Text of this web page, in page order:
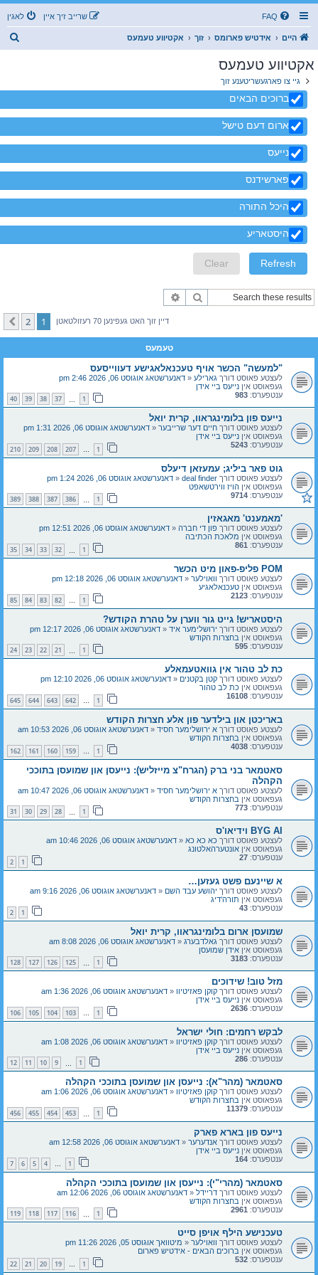
FAQ לאגין שרייב זיך איין
היים אידטיש פארומס זוך אקטיווע טעמעס
אקטיווע טעמעס
גיי צו פארגעשריטענע זוך
ברוכים הבאים
ארום דעם טישל
נייעס
פארשידנס
היכל התורה
היסטאריע
זוך
דיין זוך האט געפינען 70 רעזולטאטן 1
2
קומענדיגע
טעמעס
"למעשה" הכשר אויף טעכנאלאגישע דעווייסעס
לעצטע פאוסט דורך גארילע « דאנערשטאג אוגוסט 06, 2026 2:46 pm
געפאוסט אין נייעס ביי אידן
ענטפערס: 983
1
37
38
39
40
נייעס פון בלומינגראוו, קרית יואל
לעצטע פאוסט דורך חיים דער שרייבער « דאנערשטאג אוגוסט 06, 2026 1:31 pm
געפאוסט אין נייעס ביי אידן
ענטפערס: 5243
1
…
207
208
209
210
גוט פאר ביליג; עמעזאן דיעלס
לעצטע פאוסט דורך deal finder
« דאנערשטאג אוגוסט 06, 2026 1:24 pm
געפאוסט אין הויז ווירטשאפט
ענטפערס: 9714
1
386
387
388
389
'מאמענט' מאגאזין
לעצטע פאוסט דורך פון די חברה « דאנערשטאג אוגוסט 06, 2026 12:51 pm
געפאוסט אין מלאכת הכתיבה
ענטפערס: 861
1
32
33
34
35
POM פליפ-פאון מיט הכשר
לעצטע פאוסט דורך וואוילער « דאנערשטאג אוגוסט 06, 2026 12:18 pm
געפאוסט אין טעכנאלאגיע
ענטפערס: 2123
1
…
82
83
84
85
היסטאריש! גייט גור ווערן על טהרת הקודש?
לעצטע פאוסט דורך ירושלימער איד « דאנערשטאג אוגוסט 06, 2026 12:17 pm
געפאוסט אין בחצרות הקודש
ענטפערס: 595
1
21
22
23
24
כת לב טהור אין גוואטעמאלע
לעצטע פאוסט דורך קטן בקטנים « דאנערשטאג אוגוסט 06, 2026 12:10 pm
געפאוסט אין כת לב טהור
ענטפערס: 16108
1
…
642
643
644
645
באריכטן און בילדער פון אלע חצרות הקודש
לעצטע פאוסט דורך א ירושלימער חסיד « דאנערשטאג אוגוסט 06, 2026 10:53 am
געפאוסט אין בחצרות הקודש
ענטפערס: 4038
1
…
159
160
161
162
סאטמאר בני ברק (הגרח"צ מייזליש): נייעסן און שמועסן בתוככי
הקהלה
לעצטע פאוסט דורך א ירושלימער חסיד « דאנערשטאג אוגוסט 06, 2026 10:47 am
געפאוסט אין בחצרות הקודש
ענטפערס: 773
1
28
29
30
31
BYG AI וידיאו'ס
לעצטע פאוסט דורך כא כא כא « דאנערשטאג אוגוסט 06, 2026 10:46 am
געפאוסט אין אונטערהאלטונג
ענטפערס: 27
1
2
א שיינעם פשט געזען…
לעצטע פאוסט דורך יהושע עבד השם « דאנערשטאג אוגוסט 06, 2026 9:16 am
געפאוסט אין תורה'דיג
ענטפערס: 43
1
2
שמועסן ארום בלומינגראוו, קרית יואל
לעצטע פאוסט דורך גאלדבערג « דאנערשטאג אוגוסט 06, 2026 8:08 am
געפאוסט אין אידן שמועסן
ענטפערס: 3183
1
125
126
127
128
מזל טוב! שידוכים
לעצטע פאוסט דורך קוקן פאזיטיוו « דאנערשטאג אוגוסט 06, 2026 1:36 am
געפאוסט אין נייעס ביי אידן
ענטפערס: 2636
1
…
103
104
105
106
לבקש רחמים: חולי ישראל
לעצטע פאוסט דורך קוקן פאזיטיוו « דאנערשטאג אוגוסט 06, 2026 1:08 am
געפאוסט אין נייעס ביי אידן
ענטפערס: 286
1
9
10
11
12
סאטמאר (מהר"א): נייעסן און שמועסן בתוככי הקהלה
לעצטע פאוסט דורך קוקן פאזיטיוו « דאנערשטאג אוגוסט 06, 2026 1:06 am
געפאוסט אין בחצרות הקודש
ענטפערס: 11379
1
453
454
455
456
נייעס פון בארא פארק
לעצטע פאוסט דורך אנדערער « דאנערשטאג אוגוסט 06, 2026 12:58 am
געפאוסט אין נייעס ביי אידן
ענטפערס: 164
1
…
4
5
6
7
סאטמאר (מהרי"י): נייעסן און שמועסן בתוככי הקהלה
לעצטע פאוסט דורך דריידל « דאנערשטאג אוגוסט 06, 2026 12:06 am
געפאוסט אין בחצרות הקודש
ענטפערס: 2961
1
116
117
118
119
טעכנישע הילף אויפן סייט
לעצטע פאוסט דורך וואוילער « מיטוואך אוגוסט 05, 2026 11:26 pm
געפאוסט אין ברוכים הבאים - אידטיש פארום
ענטפערס: 532
1
…
19
20
21
22